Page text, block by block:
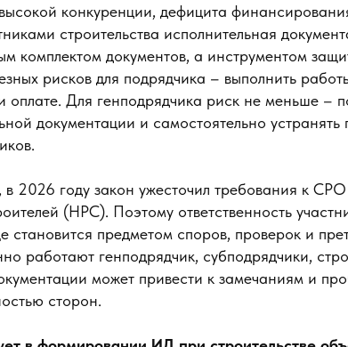
конкуренции, дефицита
строительства исполнительная
комплектом документов, а инструментом
рисков для подрядчика – выполнить
оплате. Для генподрядчика риск не меньше –
документации и самостоятельно
в 2026 году закон ужесточил требования к
(НРС). Поэтому ответственность
становится предметом споров, проверок и
работают генподрядчик, субподрядчики,
может привести к замечаниям и
сторон.